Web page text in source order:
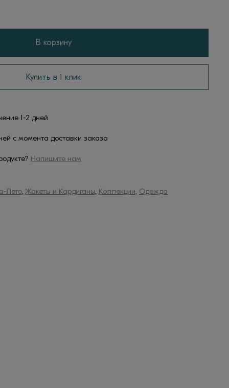
В корзину
Купить в 1 клик
1-2 дней
с момента доставки заказа
Напишите нам
Лето, Жакеты и Кардиганы, Коллекции, Одежда